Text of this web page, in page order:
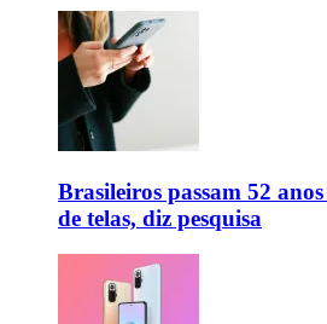
Brasileiros passam 52
de telas, diz pesquisa